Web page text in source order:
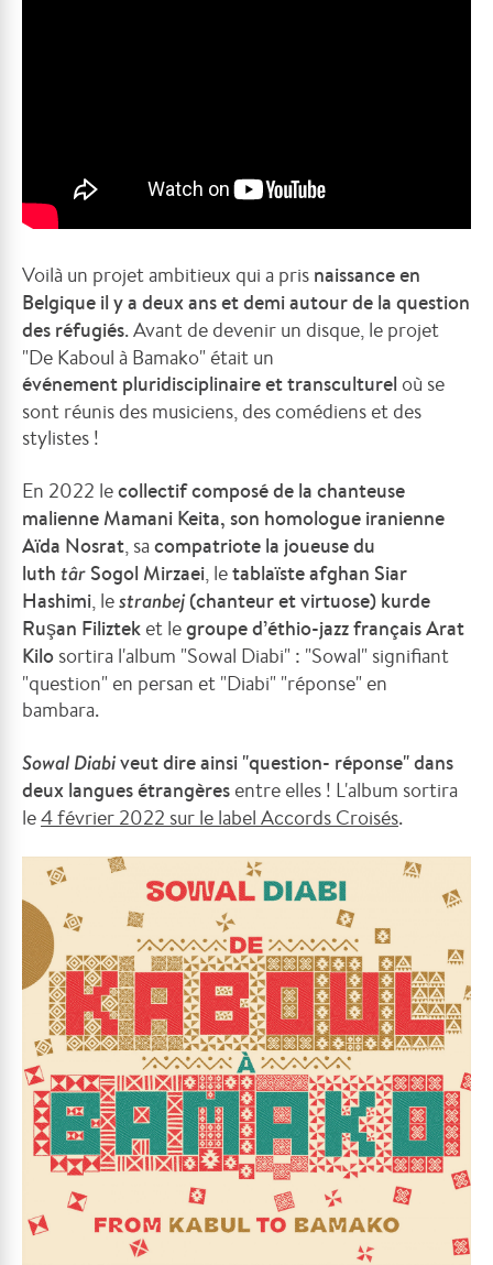
Voilà un projet ambitieux qui a pris naissance en
Belgique il y a deux ans et demi autour de la question
des réfugiés. Avant de devenir un disque, le projet
"De Kaboul à Bamako" était un
événement pluridisciplinaire et transculturel où se
sont réunis des musiciens, des comédiens et des
stylistes !
En 2022 lecollectif composé de la chanteuse
malienne Mamani Keita, son homologue iranienne
Aïda Nosrat, sacompatriote la joueuse du
luth târ Sogol Mirzaei, letablaïste afghan Siar
Hashimi, lestranbej(chanteur et virtuose) kurde
Ruşan Filiztek et legroupe d’éthio-jazz français Arat
Kilo sortira l'album "Sowal Diabi" : "Sowal" signifiant
"question" en persan et "Diabi" "réponse" en
bambara.
Sowal Diabiveut dire ainsi "question- réponse" dans
deux langues étrangères entre elles ! L'album sortira
le4 février 2022 sur le label Accords Croisés.